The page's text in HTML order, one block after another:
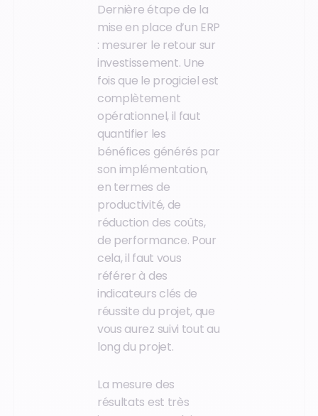
Dernière étape de la
mise en place d’un ERP
: mesurer le retour sur
investissement. Une
fois que le progiciel est
complètement
opérationnel, il faut
quantifier les
bénéfices générés par
son implémentation,
en termes de
productivité, de
réduction des coûts,
de performance. Pour
cela, il faut vous
référer à des
indicateurs clés de
réussite du projet, que
vous aurez suivi tout au
long du projet.
La mesure des
résultats est très